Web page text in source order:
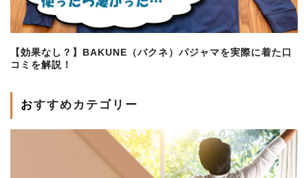
【効果なし？】BAKUNE（バクネ）パジャマを実際に着た口
コミを解説！
おすすめカテゴリー